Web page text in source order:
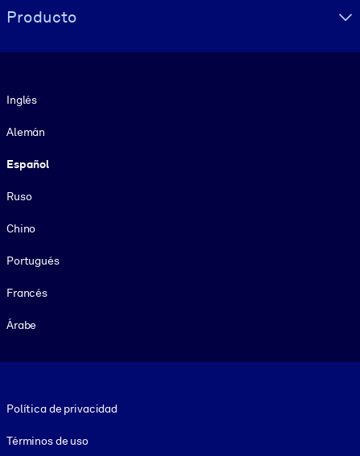
Producto
Inglés
Alemán
Español
Ruso
Chino
Portugués
Francés
Árabe
Política de privacidad
Términos de uso